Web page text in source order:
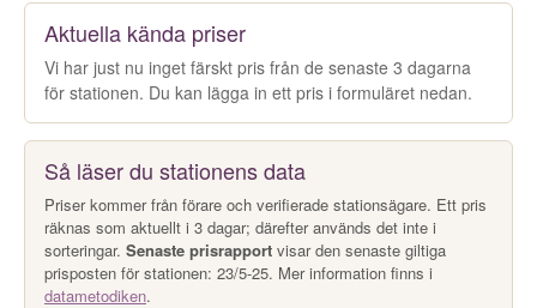
Aktuella kända priser
Vi har just nu inget färskt pris från de senaste 3 dagarna
för stationen. Du kan lägga in ett pris i formuläret nedan.
Så läser du stationens data
Priser kommer från förare och verifierade stationsägare. Ett pris
räknas som aktuellt i 3 dagar; därefter används det inte i
sorteringar. Senaste prisrapport visar den senaste giltiga
prisposten för stationen: 23/5-25. Mer information finns i
datametodiken.